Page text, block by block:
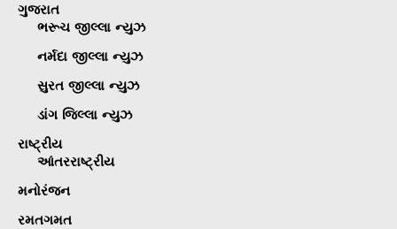
ગુજરાત
ભરૂચ જીલ્લા ન્યુઝ
નર્મદા જીલ્લા ન્યુઝ
સુરત જીલ્લા ન્યુઝ
ડાંગ જિલ્લા ન્યુઝ
રાષ્ટ્રીય
આંતરરાષ્ટ્રીય
મનોરંજન
રમતગમત